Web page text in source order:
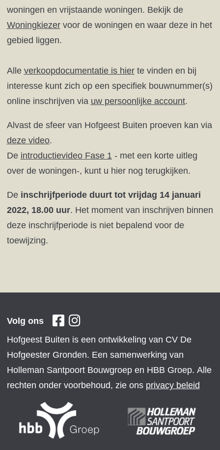
woningen en vrijstaande woningen. Bekijk de
Woningkiezervoor de woningen en waar deze in het
gebied liggen.
Alle verkoopdocumentatie is hierte vinden en bij
interesse kunt zich op een specifiek bouwnummer(s)
online inschrijven via uw persoonlijke account.
Alvast de sfeer van Hofgeest Buiten proeven kan via
deze video.
De introductievideo Fase 1 - met een korte uitleg
over de woningen-, kunt u hier nog terugkijken.
Deinschrijfperiode duurt tot vrijdag 14 januari
2022, 18.00 uur. Het moment van inschrijven binnen
deze inschrijfperiode is niet bepalend voor de
toewijzing.
Volg ons
Hofgeest Buiten is een ontwikkeling van CV De
Hofgeester Gronden. Een samenwerking van
Holleman Santpoort Bouwgroep en HBB Groep. Alle
rechten onder voorbehoud, zie ons privacy beleid